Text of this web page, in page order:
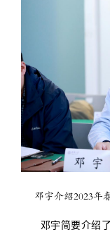
邓宇介绍2023年
邓宇简要介绍